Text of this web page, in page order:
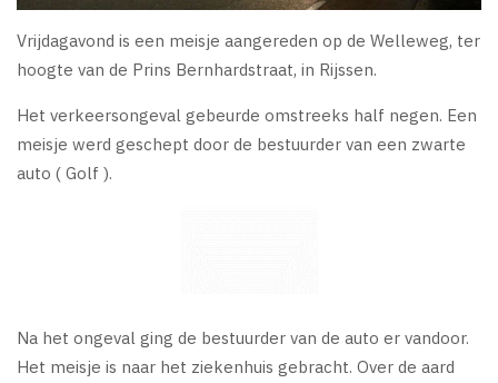
Vrijdagavond is een meisje aangereden op de Welleweg, ter
hoogte van de Prins Bernhardstraat, in Rijssen.
Het verkeersongeval gebeurde omstreeks half negen. Een
meisje werd geschept door de bestuurder van een zwarte
auto ( Golf ).
Na het ongeval ging de bestuurder van de auto er vandoor.
Het meisje is naar het ziekenhuis gebracht. Over de aard